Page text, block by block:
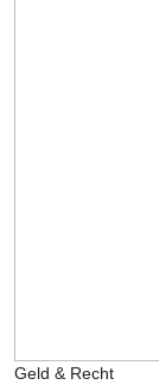
Geld & Recht